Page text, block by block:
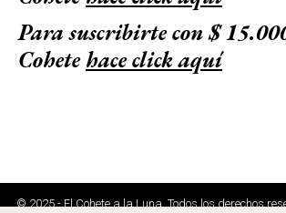
Para suscribirte con $
Cohetehace click aquí
© 2025 - El Cohete a la Luna. Todos los derechos